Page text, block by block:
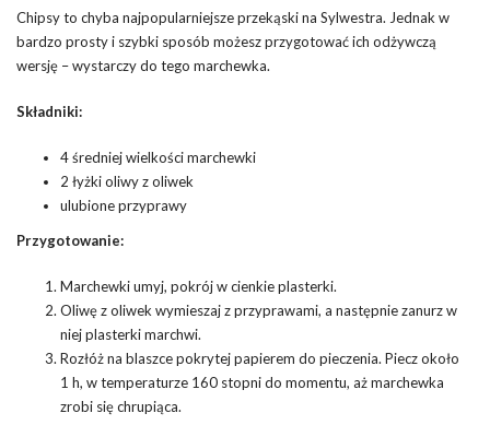
Chipsy to chyba najpopularniejsze przekąski na Sylwestra. Jednak w
bardzo prosty i szybki sposób możesz przygotować ich odżywczą
wersję – wystarczy do tego marchewka.
Składniki:
4 średniej wielkości marchewki
2 łyżki oliwy z oliwek
ulubione przyprawy
Przygotowanie:
Marchewki umyj, pokrój w cienkie plasterki.
Oliwę z oliwek wymieszaj z przyprawami, a następnie zanurz w
niej plasterki marchwi.
Rozłóż na blaszce pokrytej papierem do pieczenia. Piecz około
1 h, w temperaturze 160 stopni do momentu, aż marchewka
zrobi się chrupiąca.